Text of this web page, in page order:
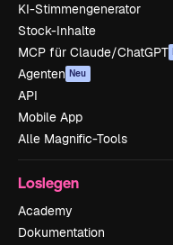
KI-Stimmengenerator
Stock-Inhalte
MCP für Claude/ChatGPT
Agenten Neu
API
Mobile App
Alle Magnific-Tools
Loslegen
Academy
Dokumentation